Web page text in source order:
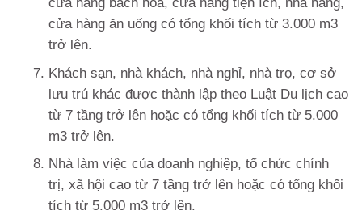
cửa hàng ăn uống có tổng khối tích từ 3.000 m3
trở lên.
Khách sạn, nhà khách, nhà nghỉ, nhà trọ, cơ sở
lưu trú khác được thành lập theo Luật Du lịch cao
từ 7 tầng trở lên hoặc có tổng khối tích từ 5.000
m3 trở lên.
Nhà làm việc của doanh nghiệp, tổ chức chính
trị, xã hội cao từ 7 tầng trở lên hoặc có tổng khối
tích từ 5.000 m3 trở lên.